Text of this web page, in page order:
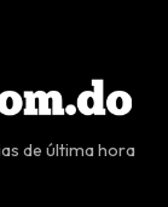
de última hora